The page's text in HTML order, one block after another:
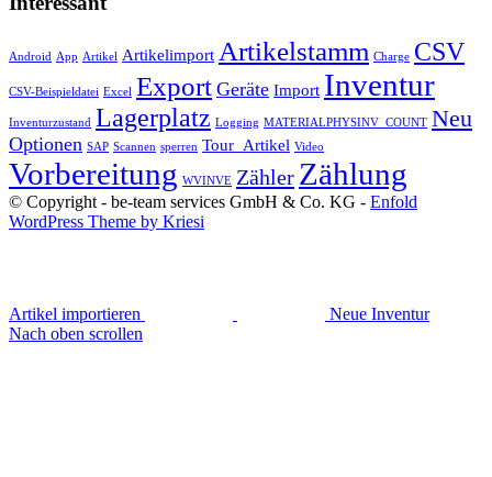
Android App Artikel Artikelimport Artikelstamm Charge CSV
CSV-Beispieldatei Excel Export Geräte Import Inventur
Inventurzustand Lagerplatz Logging MATERIALPHYSINV_COUNT Neu
Optionen SAP Scannen sperren Tour_Artikel Video
Vorbereitung WVINVE Zähler Zählung
© Copyright - be-team services GmbH & Co. KG - Enfold
WordPress Theme by Kriesi
Artikel importieren
Neue Inventur
Nach oben scrollen